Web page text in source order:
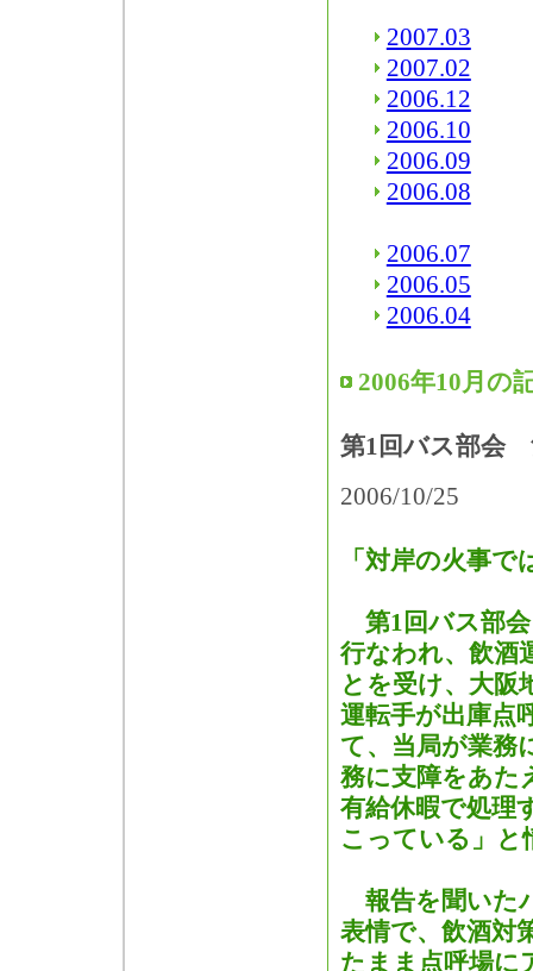
2007.03
2007.02
2006.12
2006.10
2006.09
2006.08
2006.07
2006.05
2006.04
2006年10月の
第1回バス部会
2006/10/25
「対岸の火事
第1回バス部会
行なわれ、飲酒
とを受け、大阪
運転手が出庫点
て、当局が業務
務に支障をあた
有給休暇で処理
こっている」と
報告を聞いた
表情で、飲酒対
たまま点呼場に